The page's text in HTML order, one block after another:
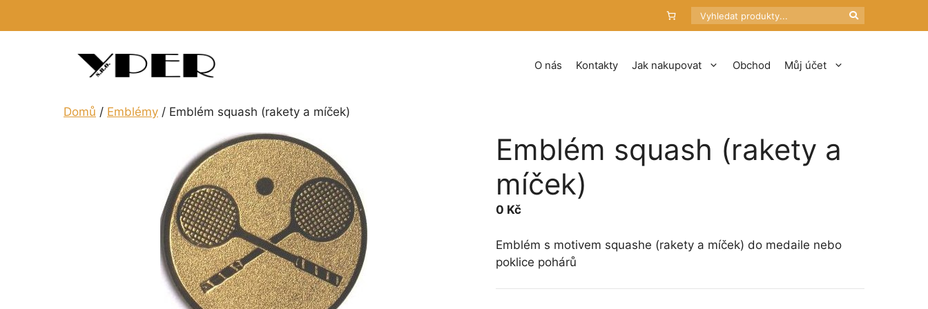
Hledat
O nás Kontakty Jak nakupovat Obchod Můj účet
Domů / Emblémy / Emblém squash (rakety a míček)
Emblém squash (rakety a
míček)
0 Kč
Emblém s motivem squashe (rakety a míček) do medaile nebo
poklice pohárů